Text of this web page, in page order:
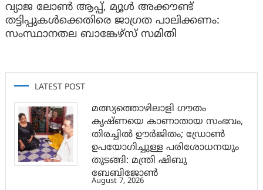
വ്യാജ ലോൺ ആപ്പ്, മ്യൂൾ അക്കൗണ്ട്
തട്ടിപ്പുകൾക്കെതിരെ ജാ​ഗ്രത പാലിക്കണം:
സംസ്ഥാനതല ബാങ്കേഴ്സ് സമിതി
LATEST POST
മത്സ്യത്തൊഴിലാളി ഗൗതം
കൃഷ്ണയെ കാണാതായ സംഭവം,
തിരച്ചിൽ ഊർജിതം; ഡ്രോണ്‍
ഉപയോഗിച്ചുള്ള പരിശോധനയും
തുടങ്ങി: മന്ത്രി ഷിബു
ബേബിജോണ്‍
August 7, 2026